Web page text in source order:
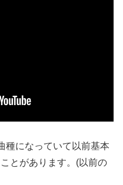
種になっていて以前基本
とがあります。(以前の